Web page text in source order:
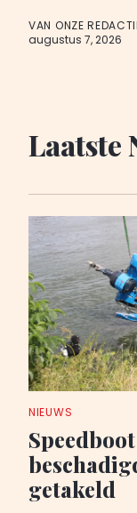
VAN ONZE
augustus 7, 2026
Laatste
NIEUWS
getakeld